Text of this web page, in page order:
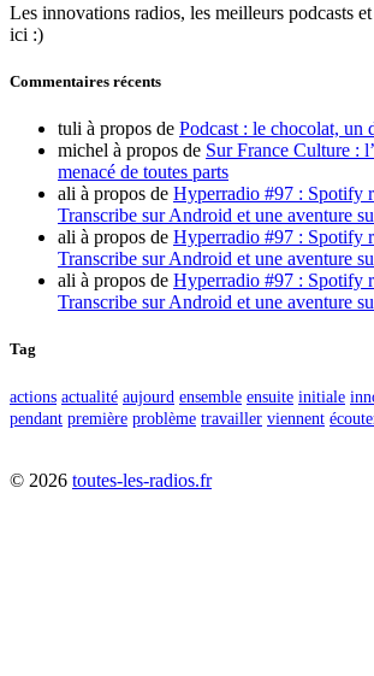
Les innovations radios, les meilleurs podcasts
ici :)
Commentaires récents
tuli à propos de Podcast : le chocolat, un
michel à propos de Sur France Culture :
menacé de toutes parts
ali à propos de Hyperradio #97 : Spotify
Transcribe sur Android et une aventure
ali à propos de Hyperradio #97 : Spotify
Transcribe sur Android et une aventure
ali à propos de Hyperradio #97 : Spotify
Transcribe sur Android et une aventure
Tag
actions actualité aujourd ensemble ensuite initiale
pendant première problème travailler viennent
© 2026 toutes-les-radios.fr